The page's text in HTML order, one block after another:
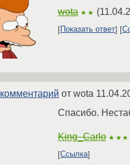
wota ★★ (
Показать ответ
комментарий от wota
Спасибо.
King_Carlo
Ссылка